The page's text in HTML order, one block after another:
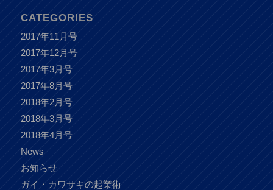
CATEGORIES
2017年11月号
2017年12月号
2017年3月号
2017年8月号
2018年2月号
2018年3月号
2018年4月号
News
お知らせ
ガイ・カワサキの起業術